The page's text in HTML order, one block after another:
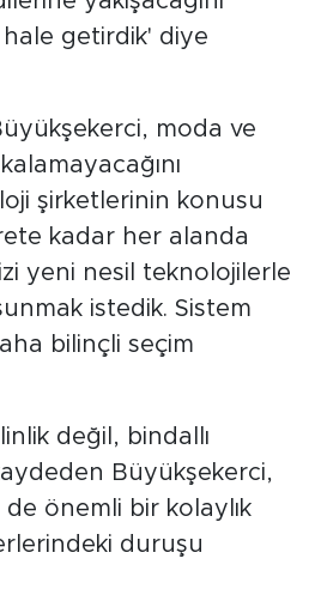
getirdik' diye
moda ve
şirketlerinin konusu
kadar her alanda
yeni nesil teknolojilerle
istedik. Sistem
bilinçli seçim
değil, bindallı
Büyükşekerci,
de önemli bir kolaylık
duruşu